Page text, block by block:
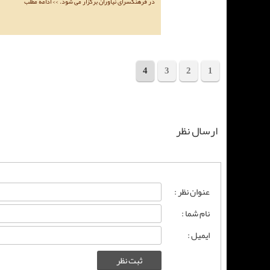
1
2
3
4
ارسال نظر
عنوان نظر :
نام شما :
ایمیل :